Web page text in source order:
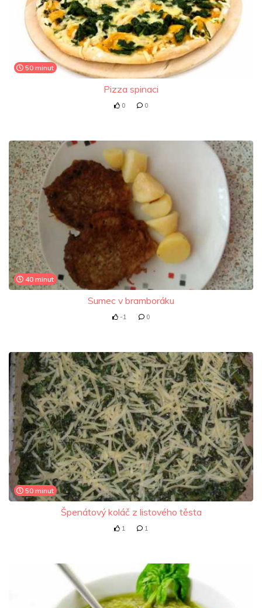
50 minut
Pizza spinaci
0 0
40 minut
Sumec v bramboráku
-1 0
50 minut
Špenátový koláč z listového těsta
1 1